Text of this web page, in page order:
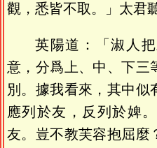
觀，悉皆不取。」太君
英陽道：「淑人
意，分爲上、中、下三
別。據我看來，其中似
應列於友，反列於婢
友。豈不教芙容抱屈麼